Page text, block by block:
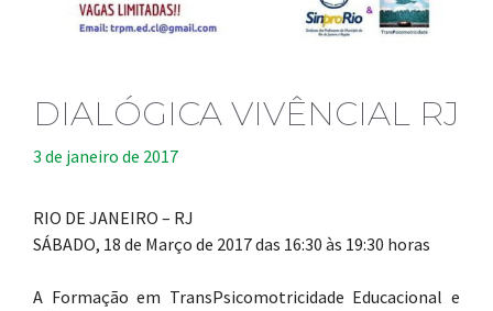
DIALÓGICA VIVÊNCIAL RJ
3 de janeiro de 2017
RIO DE JANEIRO – RJ
SÁBADO, 18 de Março de 2017 das 16:30 às 19:30 horas
A Formação em TransPsicomotricidade Educacional e